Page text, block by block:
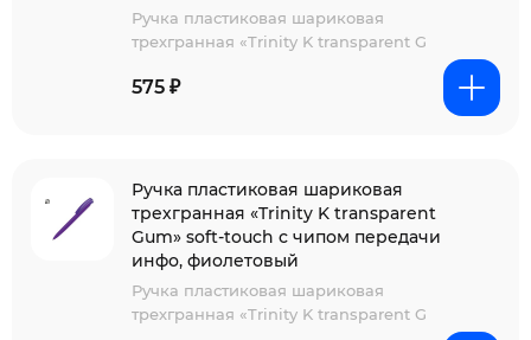
Ручка пластиковая шариковая
трехгранная «Trinity K transparent G
575 ₽
Ручка пластиковая шариковая
трехгранная «Trinity K transparent
Gum» soft-touch с чипом передачи
инфо, фиолетовый
Ручка пластиковая шариковая
трехгранная «Trinity K transparent G